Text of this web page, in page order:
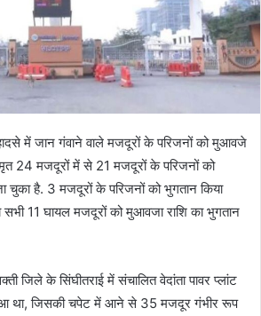
हादसे में जान गंवाने वाले मजदूरों के परिजनों को मुआवजे
24 मजदूरों में से 21 मजदूरों के परिजनों को
चुका है. 3 मजदूरों के परिजनों को भुगतान किया
सभी 11 घायल मजदूरों को मुआवजा राशि का भुगतान
जिले के सिंघीतराई में संचालित वेदांता पावर प्लांट
हुआ था, जिसकी चपेट में आने से 35 मजदूर गंभीर रूप